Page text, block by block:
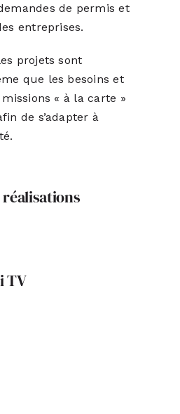
de permis et
entreprises.
projets sont
que les besoins et
« à la carte »
de s’adapter à
réalisations
TV